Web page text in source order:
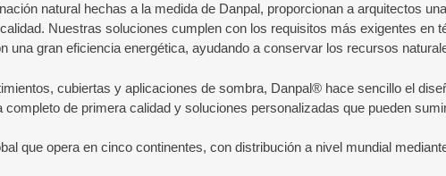
natural hechas a la medida de Danpal, proporcionan a arquitectos
Nuestras soluciones cumplen con los requisitos más exigentes en
una gran eficiencia energética, ayudando a conservar los recursos
cubiertas y aplicaciones de sombra, Danpal® hace sencillo el
de primera calidad y soluciones personalizadas que pueden
que opera en cinco continentes, con distribución a nivel mundial